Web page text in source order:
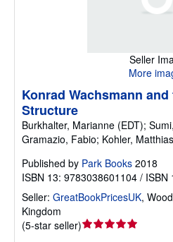
Seller
More
Konrad Wachsmann
Structure
Burkhalter, Marianne (EDT);
Gramazio, Fabio; Kohler,
Published by Park Books 2018
ISBN 13: 9783038601104 / ISBN
Seller: GreatBookPricesUK,
Kingdom
(5-star seller)Seller